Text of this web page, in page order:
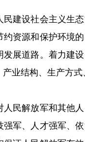
设社会主义生态
约资源和保护环境
发展道路。着力建
业结构、生产方
解放军和其他人
强军、人才强军、